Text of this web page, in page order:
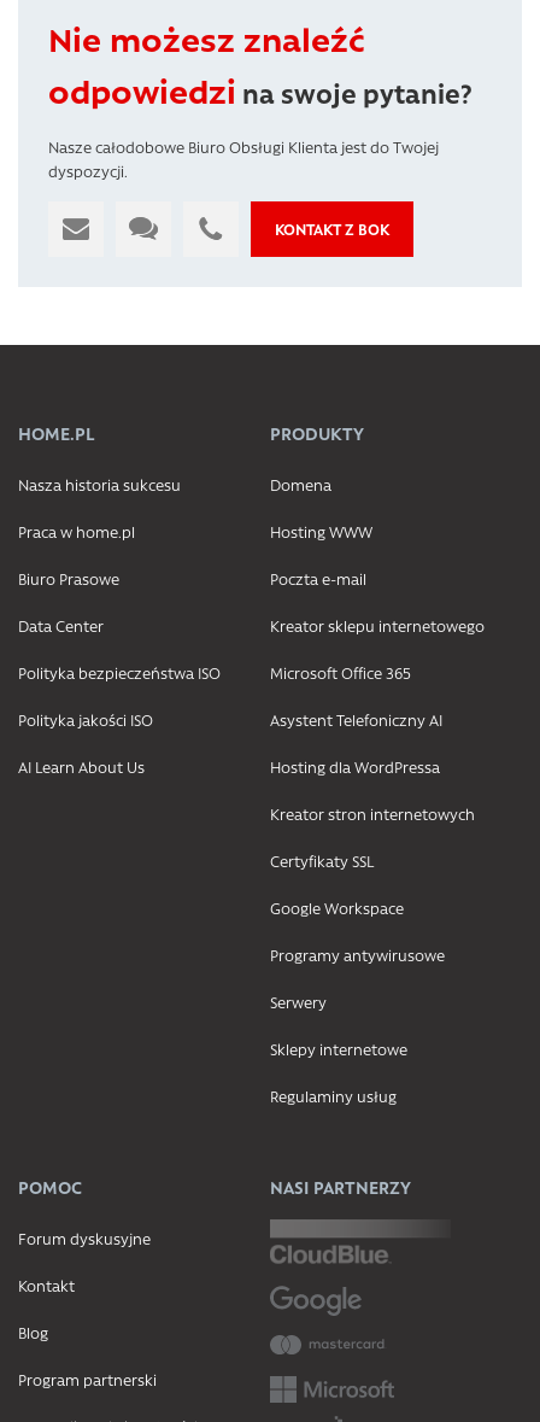
Nie możesz znaleźć
odpowiedzi na swoje pytanie?
Nasze całodobowe Biuro Obsługi Klienta jest do Twojej
dyspozycji.
KONTAKT Z BOK
HOME.PL
Nasza historia sukcesu
Praca w home.pl
Biuro Prasowe
Data Center
Polityka bezpieczeństwa ISO
Polityka jakości ISO
AI Learn About Us
PRODUKTY
Domena
Hosting WWW
Poczta e-mail
Kreator sklepu internetowego
Microsoft Office 365
Asystent Telefoniczny AI
Hosting dla WordPressa
Kreator stron internetowych
Certyfikaty SSL
Google Workspace
Programy antywirusowe
Serwery
Sklepy internetowe
Regulaminy usług
POMOC
Forum dyskusyjne
Kontakt
Blog
Program partnerski
NASI PARTNERZY